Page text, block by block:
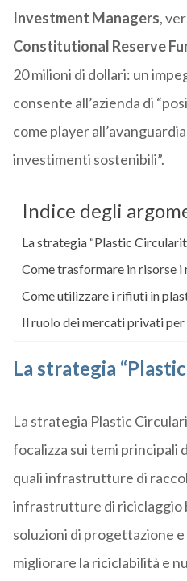
Investment Managers,
Constitutional Reserve
20 milioni di dollari: un
consente all’azienda di
come player
investimenti sostenibili”.
Indice degli
La strategia “Plastic
Come trasformare in risorse
Come utilizzare i rifiuti in
Il ruolo dei mercati privati
La strategia
La strategia Plastic
focalizza sui temi principali
quali infrastrutture di
infrastrutture di riciclaggio
soluzioni di progettazione
migliorare la riciclabilità e